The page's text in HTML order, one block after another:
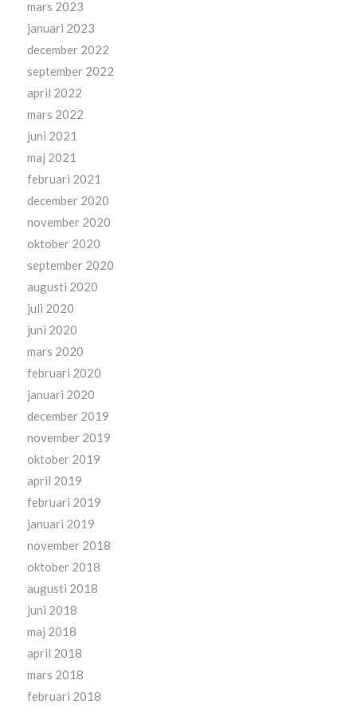
mars 2023
januari 2023
december 2022
september 2022
april 2022
mars 2022
juni 2021
maj 2021
februari 2021
december 2020
november 2020
oktober 2020
september 2020
augusti 2020
juli 2020
juni 2020
mars 2020
februari 2020
januari 2020
december 2019
november 2019
oktober 2019
april 2019
februari 2019
januari 2019
november 2018
oktober 2018
augusti 2018
juni 2018
maj 2018
april 2018
mars 2018
februari 2018